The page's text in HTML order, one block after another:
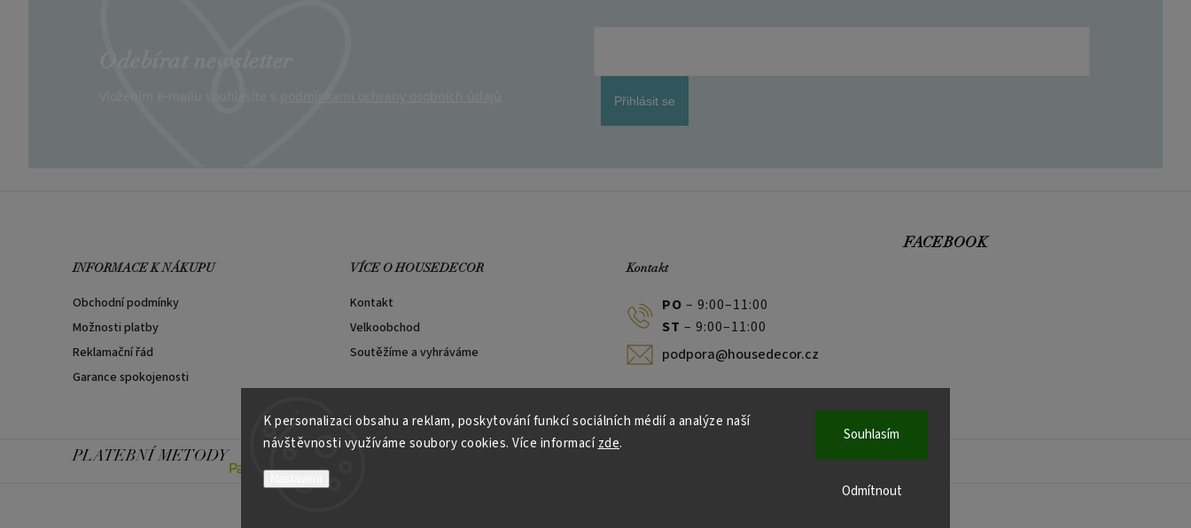
K personalizaci obsahu a reklam, poskytování funkcí sociálních médií a analýze naší
návštěvnosti využíváme soubory cookies. Více informacízde.
Odmítnout
Souhlasím
Přihlásit se
INFORMACE K NÁKUPU
Obchodní podmínky
Možnosti platby
Reklamační řád
Garance spokojenosti
VÍCE O HOUSEDECOR
Kontakt
Velkoobchod
Soutěžíme a vyhráváme
Kontakt
PO – 9:00–11:00
ST – 9:00–11:00
podpora@housedecor.cz
FACEBOOK
PLATEBNÍ METODY